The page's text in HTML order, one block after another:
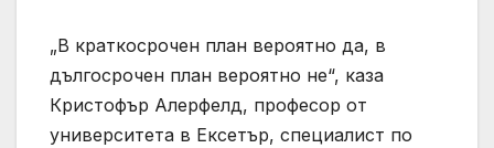
„В краткосрочен план вероятно да, в
дългосрочен план вероятно не“, каза
Кристофър Алерфелд, професор от
университета в Ексетър, специалист по